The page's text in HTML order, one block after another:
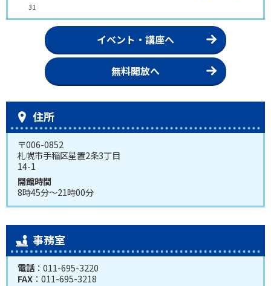
31
イベント・講座へ
無料開放へ
住所
〒006-0852
札幌市手稲区星置2条3丁目
14-1
開館時間
8時45分～21時00分
事務室
電話 ：011-695-3220
FAX ：011-695-3218